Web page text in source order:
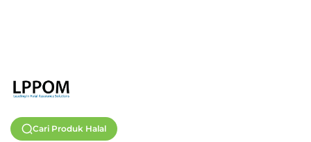
Cari Produk Halal